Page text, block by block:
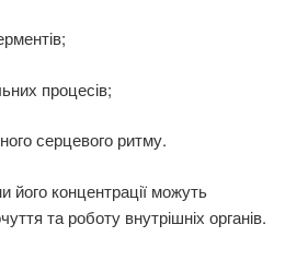
процесів;
серцевого ритму.
його концентрації можуть
та роботу внутрішніх органів.